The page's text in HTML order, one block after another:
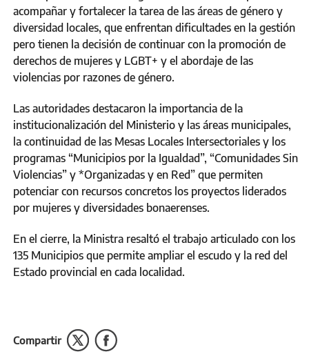
acompañar y fortalecer la tarea de las áreas de género y
diversidad locales, que enfrentan dificultades en la gestión
pero tienen la decisión de continuar con la promoción de
derechos de mujeres y LGBT+ y el abordaje de las
violencias por razones de género.
Las autoridades destacaron la importancia de la
institucionalización del Ministerio y las áreas municipales,
la continuidad de las Mesas Locales Intersectoriales y los
programas “Municipios por la Igualdad”, “Comunidades Sin
Violencias” y *Organizadas y en Red” que permiten
potenciar con recursos concretos los proyectos liderados
por mujeres y diversidades bonaerenses.
En el cierre, la Ministra resaltó el trabajo articulado con los
135 Municipios que permite ampliar el escudo y la red del
Estado provincial en cada localidad.
Compartir